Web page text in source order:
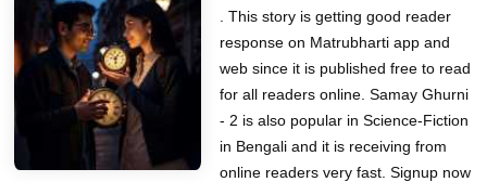
. This story is getting good reader
response on Matrubharti app and
web since it is published free to read
for all readers online. Samay Ghurni
- 2 is also popular in Science-Fiction
in Bengali and it is receiving from
online readers very fast. Signup now